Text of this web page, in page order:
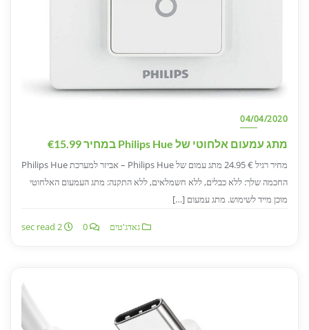
04/04/2020
מתג עמעום אלחוטי של Philips Hue במחיר €15.99
מחיר רגיל € 24.95 מתג עמום של Philips Hue – אביזר למערכת Philips Hue
החכמה שלך: ללא כבלים, ללא חשמלאים, ללא התקנה: מתג העמעום האלחוטי
מוכן מייד לשימוש. מתג עמעום […]
גאדג'טים